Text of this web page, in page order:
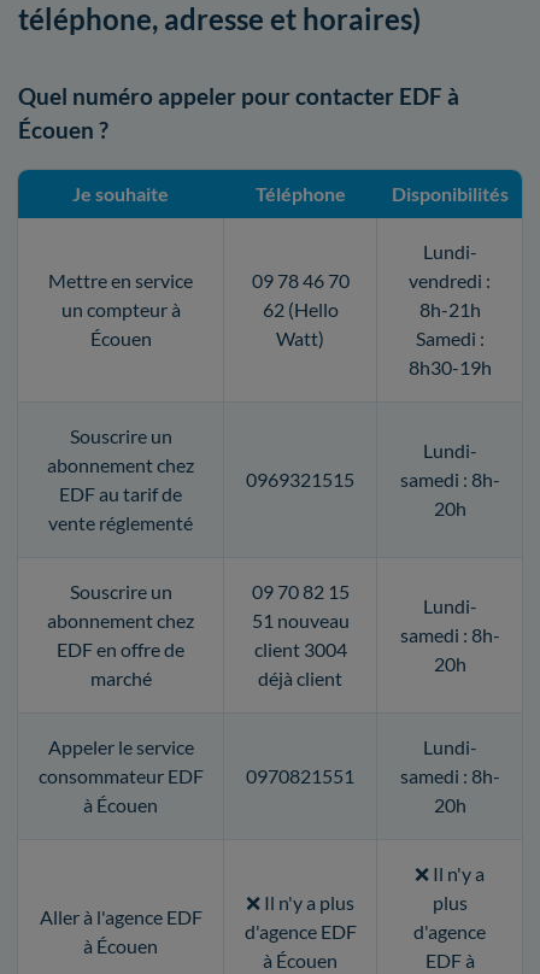
téléphone, adresse et horaires)
Quel numéro appeler pour contacter EDF à
Écouen ?
Je souhaite Téléphone Disponibilités
Mettre en service
un compteur à
Écouen
09 78 46 70
62 (Hello
Watt)
Lundi-
vendredi :
8h-21h
Samedi :
8h30-19h
Souscrire un
abonnement chez
EDF au tarif de
vente réglementé
0969321515
Lundi-
samedi : 8h-
20h
Souscrire un
abonnement chez
EDF en offre de
marché
09 70 82 15
51 nouveau
client 3004
déjà client
Lundi-
samedi : 8h-
20h
Appeler le service
consommateur EDF
à Écouen
0970821551
Lundi-
samedi : 8h-
20h
Aller à l'agence EDF
à Écouen
❌ Il n'y a plus
d'agence EDF
à Écouen
❌ Il n'y a
plus
d'agence
EDF à